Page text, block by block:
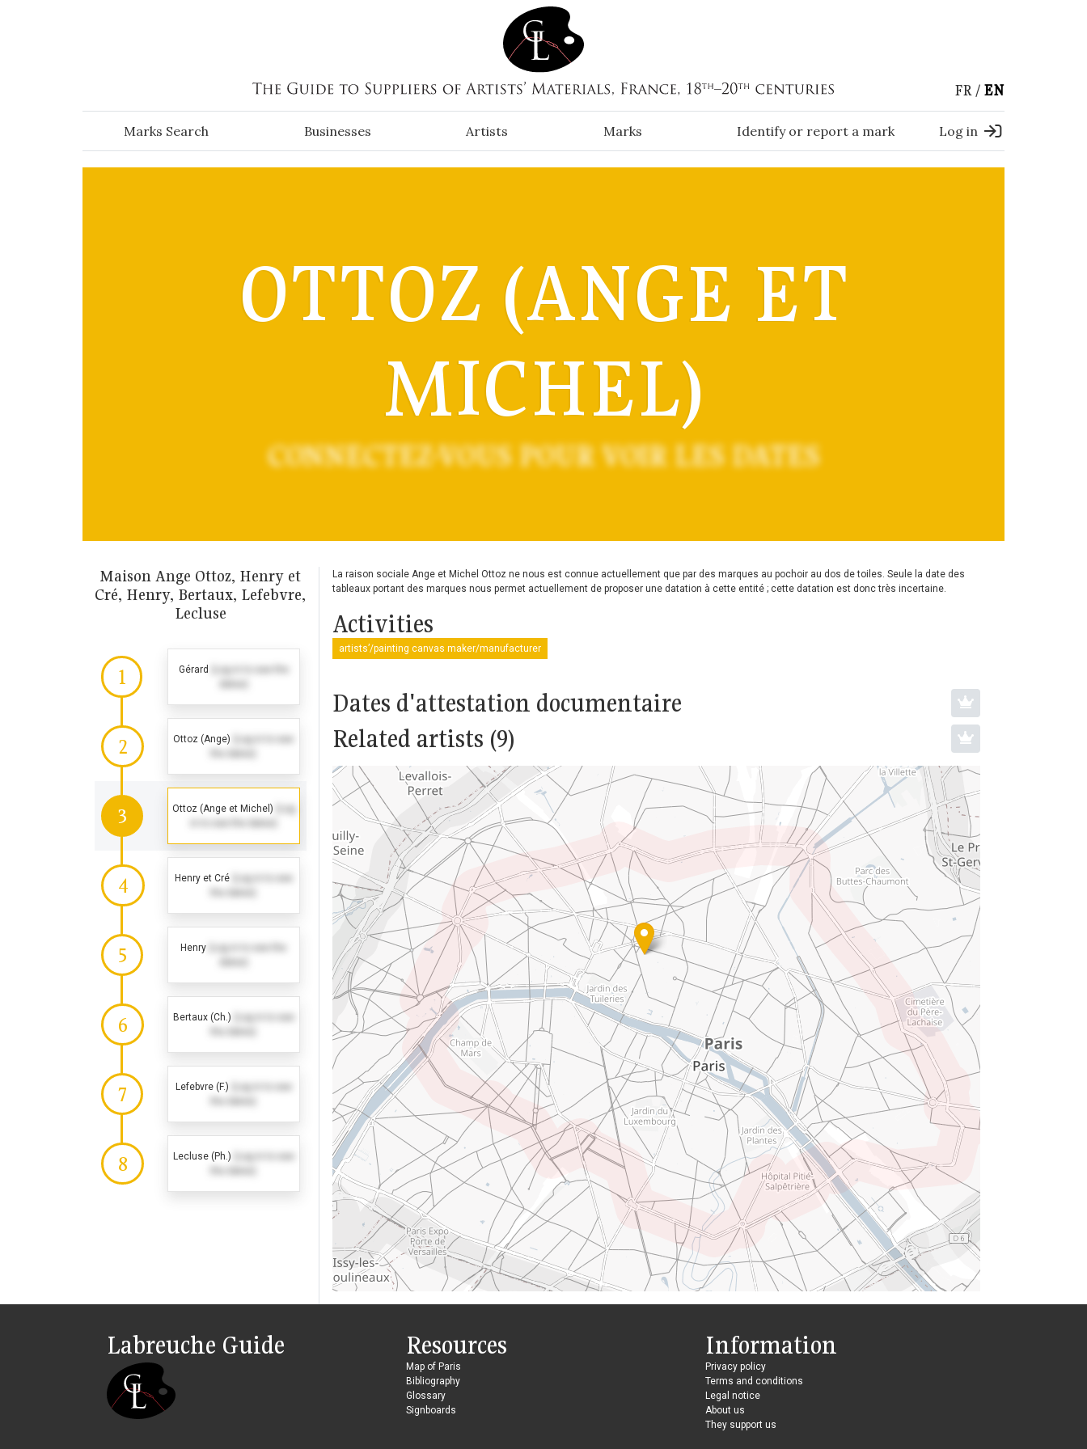
FR EN
Marks Search Businesses Artists Marks Identify or report a mark Log in
OTTOZ (ANGE ET
MICHEL)
CONNECTEZ-VOUS POUR VOIR LES DATES
Maison Ange Ottoz, Henry et
Cré, Henry, Bertaux, Lefebvre,
Lecluse
1 Gérard
2 Ottoz (Ange)
3 Ottoz (Ange et Michel)
4 Henry et Cré
5 Henry
6 Bertaux (Ch.)
7 Lefebvre (F.)
8 Lecluse (Ph.)
La raison sociale Ange et Michel Ottoz ne nous est connue actuellement que par des marques au pochoir au dos de toiles. Seule la date des
tableaux portant des marques nous permet actuellement de proposer une datation à cette entité ; cette datation est donc très incertaine.
Activities
artists’/painting canvas maker/manufacturer
Dates d'attestation documentaire
Related artists (9)
Labreuche Guide Resources
Map of Paris
Bibliography
Glossary
Signboards
Information
Privacy policy
Terms and conditions
Legal notice
About us
They support us